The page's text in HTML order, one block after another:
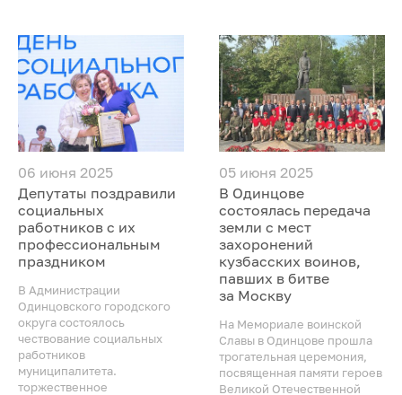
06 июня 2025
Депутаты поздравили
социальных
работников с их
профессиональным
праздником
В Администрации
Одинцовского городского
округа состоялось
чествование социальных
работников
муниципалитета.
торжественное
05 июня 2025
В Одинцове
состоялась передача
земли с мест
захоронений
кузбасских воинов,
павших в битве
за Москву
На Мемориале воинской
Славы в Одинцове прошла
трогательная церемония,
посвященная памяти героев
Великой Отечественной